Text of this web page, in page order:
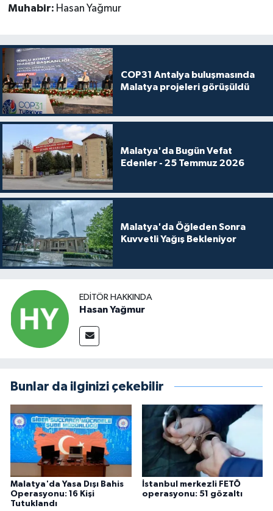
Muhabir: Hasan Yağmur
COP31 Antalya buluşmasında
Malatya projeleri görüşüldü
Malatya'da Bugün Vefat
Edenler - 25 Temmuz 2026
Malatya'da Öğleden Sonra
Kuvvetli Yağış Bekleniyor
EDITÖR HAKKINDA
Hasan Yağmur
Bunlar da ilginizi çekebilir
Malatya'da Yasa Dışı Bahis
Operasyonu: 16 Kişi
Tutuklandı
İstanbul merkezli FETÖ
operasyonu: 51 gözaltı